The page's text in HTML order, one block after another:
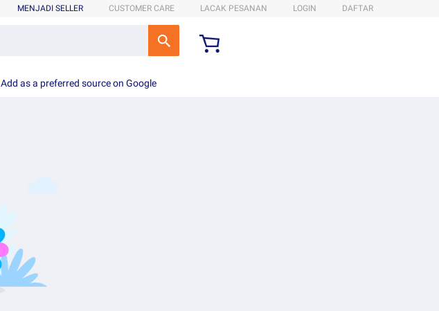
MENJADI SELLER CUSTOMER CARE LACAK PESANAN LOGIN DAFTAR
Add as a preferred source on Google